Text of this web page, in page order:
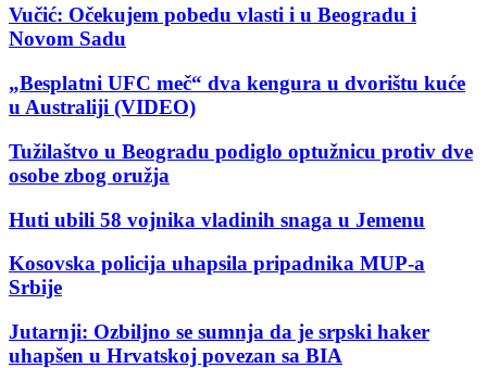
Vučić: Očekujem pobedu vlasti i u Beogradu i
Novom Sadu
„Besplatni UFC meč“ dva kengura u dvorištu kuće
u Australiji (VIDEO)
Tužilaštvo u Beogradu podiglo optužnicu protiv dve
osobe zbog oružja
Huti ubili 58 vojnika vladinih snaga u Jemenu
Kosovska policija uhapsila pripadnika MUP-a
Srbije
Jutarnji: Ozbiljno se sumnja da je srpski haker
uhapšen u Hrvatskoj povezan sa BIA